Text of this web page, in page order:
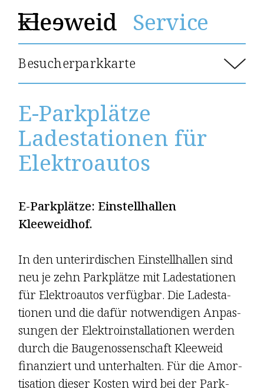
Service
Besucherparkkarte
Gemein­schafts­raum
Gästezimmer
Besucherparkkarte
Dokumente
E-Parkplätze
Ladestationen für
Elektroautos
E-Parkplätze: Einstellhallen
Kleeweidhof.
In den unterirdischen Ein­stell­hallen sind
neu je zehn Park­plätze mit Lade­sta­tionen
für Elektro­autos verfügbar. Die Lade­sta­
tionen und die dafür not­wen­digen Anpas­
sungen der Elektro­ins­tal­la­ti­onen werden
durch die Bau­genos­sen­schaft Kleeweid
finanziert und unterhalten. Für die Amor­
ti­sa­tion dieser Kosten wird bei der Park­